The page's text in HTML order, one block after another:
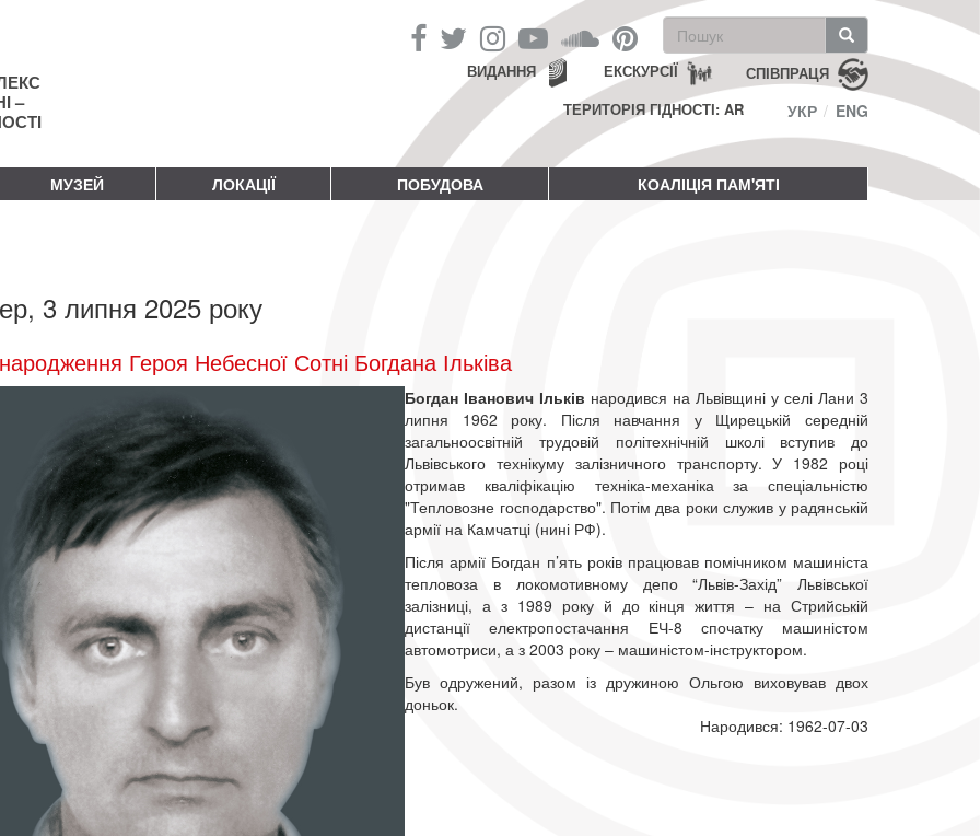
–
Пошукова
форма
Пошук СПІВПРАЦЯ
ЕКСКУРСІЇ
ВИДАННЯ
ТЕРИТОРІЯ ГІДНОСТІ: AR
УКР ENG
МУЗЕЙ ЛОКАЦІЇ ПОБУДОВА КОАЛІЦІЯ ПАМ'ЯТІ
3 липня 2025 року
Героя Небесної Сотні Богдана Ільківа
Богдан Іванович Ільків народився на Львівщині у селі Лани 3
липня 1962 року. Після навчання у Щирецькій середній
загальноосвітній трудовій політехнічній школі вступив до
Львівського технікуму залізничного транспорту. У 1982 році
отримав кваліфікацію техніка-механіка за спеціальністю
"Тепловозне господарство". Потім два роки служив у радянській
армії на Камчатці (нині РФ).
Після армії Богдан п’ять років працював помічником машиніста
тепловоза в локомотивному депо “Львів-Захід” Львівської
залізниці, а з 1989 року й до кінця життя – на Стрийській
дистанції електропостачання ЕЧ-8 спочатку машиністом
автомотриси, а з 2003 року – машиністом-інструктором.
Був одружений, разом із дружиною Ольгою виховував двох
доньок.
Народився: 1962-07-03